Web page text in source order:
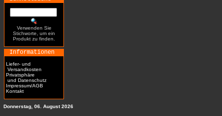
Verwenden Sie
Stichworte, um ein
Produkt zu finden.
Informationen
Liefer- und
Versandkosten
Privatsphäre
und Datenschutz
Impressum/AGB
Kontakt
Donnerstag, 06. August 2026